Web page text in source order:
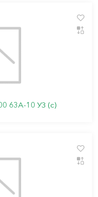
63А-10 УЗ (с)